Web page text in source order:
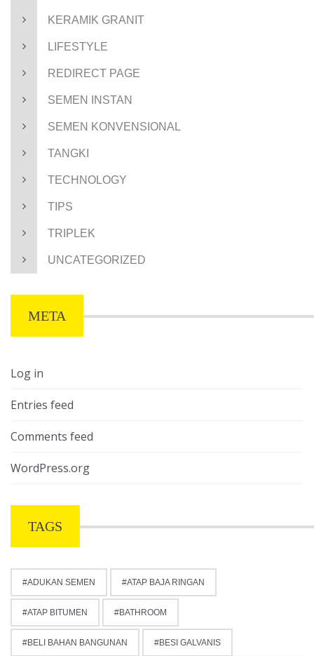
KERAMIK GRANIT
LIFESTYLE
REDIRECT PAGE
SEMEN INSTAN
SEMEN KONVENSIONAL
TANGKI
TECHNOLOGY
TIPS
TRIPLEK
UNCATEGORIZED
META
Log in
Entries feed
Comments feed
WordPress.org
TAGS
ADUKAN SEMEN ATAP BAJA RINGAN
ATAP BITUMEN BATHROOM
BELI BAHAN BANGUNAN BESI GALVANIS